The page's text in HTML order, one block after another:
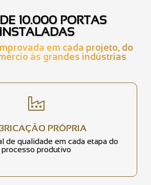
10.000 PORTAS
INSTALADAS
em cada projeto, do
às grandes indústrias
PRÓPRIA
de qualidade em cada etapa do
processo produtivo